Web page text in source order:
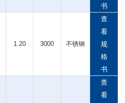
书
1.20 3000 不锈钢
查
看
规
格
书
查
看